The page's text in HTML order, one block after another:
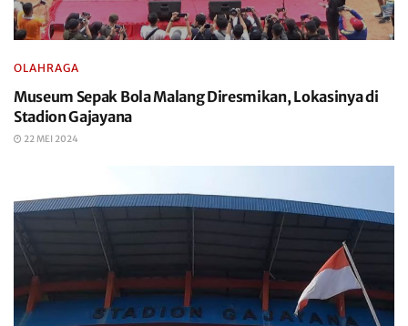
OLAHRAGA
Museum Sepak Bola Malang Diresmikan, Lokasinya di
Stadion Gajayana
22 MEI 2024